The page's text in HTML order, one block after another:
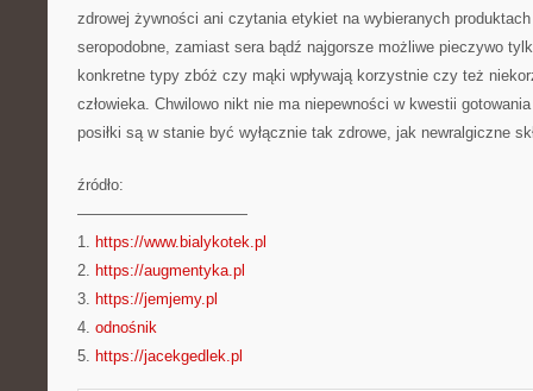
zdrowej żywności ani czytania etykiet na wybieranych
seropodobne, zamiast sera bądź najgorsze możliwe pieczywo
konkretne typy zbóż czy mąki wpływają korzystnie czy też
człowieka. Chwilowo nikt nie ma niepewności w kwestii
posiłki są w stanie być wyłącznie tak zdrowe, jak newralgiczne
źródło:
———————————
1. https://www.bialykotek.pl
2. https://augmentyka.pl
3. https://jemjemy.pl
4. odnośnik
5. https://jacekgedlek.pl